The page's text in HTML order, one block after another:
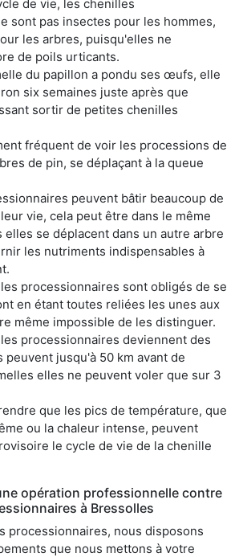
de vie, les chenilles
sont pas insectes pour les hommes,
les arbres, puisqu'elles ne
de poils urticants.
du papillon a pondu ses œufs, elle
six semaines juste après que
sortir de petites chenilles
fréquent de voir les processions de
de pin, se déplaçant à la queue
peuvent bâtir beaucoup de
vie, cela peut être dans le même
elles se déplacent dans un autre arbre
les nutriments indispensables à
processionnaires sont obligés de se
en étant toutes reliées les unes aux
même impossible de les distinguer.
processionnaires deviennent des
peuvent jusqu'à 50 km avant de
elles ne peuvent voler que sur 3
que les pics de température, que
ou la chaleur intense, peuvent
le cycle de vie de la chenille
opération professionnelle contre
à Bressolles
processionnaires, nous disposons
que nous mettons à votre